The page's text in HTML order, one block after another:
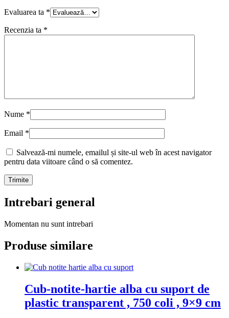
Evaluarea ta *
Recenzia ta *
Nume *
Email *
Salvează-mi numele, emailul și site-ul web în acest navigator
pentru data viitoare când o să comentez.
Intrebari general
Momentan nu sunt intrebari
Produse similare
Cub-notite-hartie alba cu suport de
plastic transparent , 750 coli , 9×9 cm